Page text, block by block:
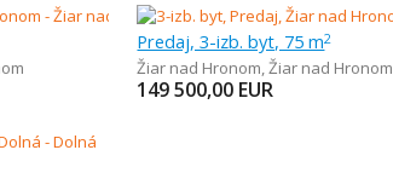
Predaj, 3-izb. byt, 75 m2
Žiar nad Hronom,Žiar nad Hronom
149 500,00 EUR